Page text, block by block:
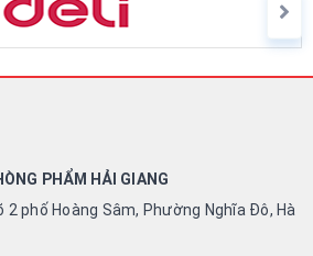
PHẨM HẢI GIANG
2 phố Hoàng Sâm, Phường Nghĩa Đô, Hà